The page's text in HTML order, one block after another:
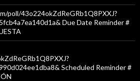
poll/43o224okZdReGRb1Q8PXXJ?
Due Date Reminder #
Scheduled Reminder #